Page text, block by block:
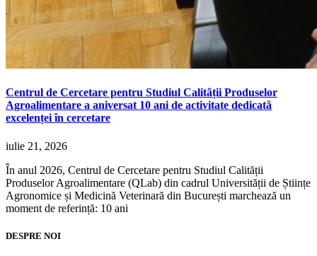
Centrul de Cercetare pentru Studiul Calității Produselor
Agroalimentare a aniversat 10 ani de activitate dedicată
excelenței în cercetare
iulie 21, 2026
În anul 2026, Centrul de Cercetare pentru Studiul Calității
Produselor Agroalimentare (QLab) din cadrul Universității de Științe
Agronomice și Medicină Veterinară din București marchează un
moment de referință: 10 ani
DESPRE NOI